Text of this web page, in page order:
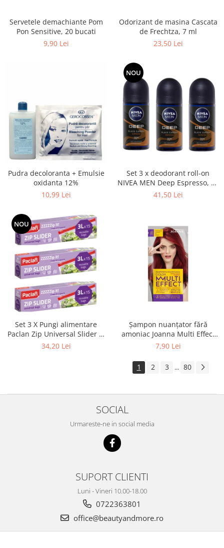
Servetele demachiante Pom
Pon Sensitive, 20 bucati
9,90 Lei
Odorizant de masina Cascata
de Frechtza, 7 ml
23,50 Lei
Pudra decoloranta + Emulsie
oxidanta 12%
10,99 Lei
NOU
Set 3 x deodorant roll-on
NIVEA MEN Deep Espresso, 50
ml
41,50 Lei
NOU
Set 3 X Pungi alimentare
Paclan Zip Universal Slider 3l
15buc
34,20 Lei
Șampon nuanțator fără
amoniac Joanna Multi Effect
05, Roșu Coacăză, 35 ml
7,90 Lei
1 2 3 ... 80
SOCIAL
Urmareste-ne in social media
SUPORT CLIENTI
Luni - Vineri 10.00-18.00
0722363801
office@beautyandmore.ro